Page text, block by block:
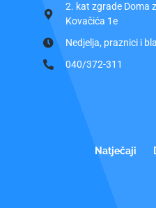
2. kat zgrade Doma
Kovačića 1e
Nedjelja, praznici i
040/372-311
Natječaji